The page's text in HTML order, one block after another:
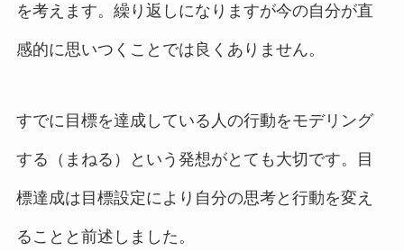
を考えます。繰り返しになりますが今の自分が直
感的に思いつくことでは良くありません。
すでに目標を達成している人の行動をモデリング
する（まねる）という発想がとても大切です。目
標達成は目標設定により自分の思考と行動を変え
ることと前述しました。